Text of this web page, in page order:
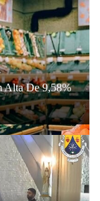
Alta De 9,58%